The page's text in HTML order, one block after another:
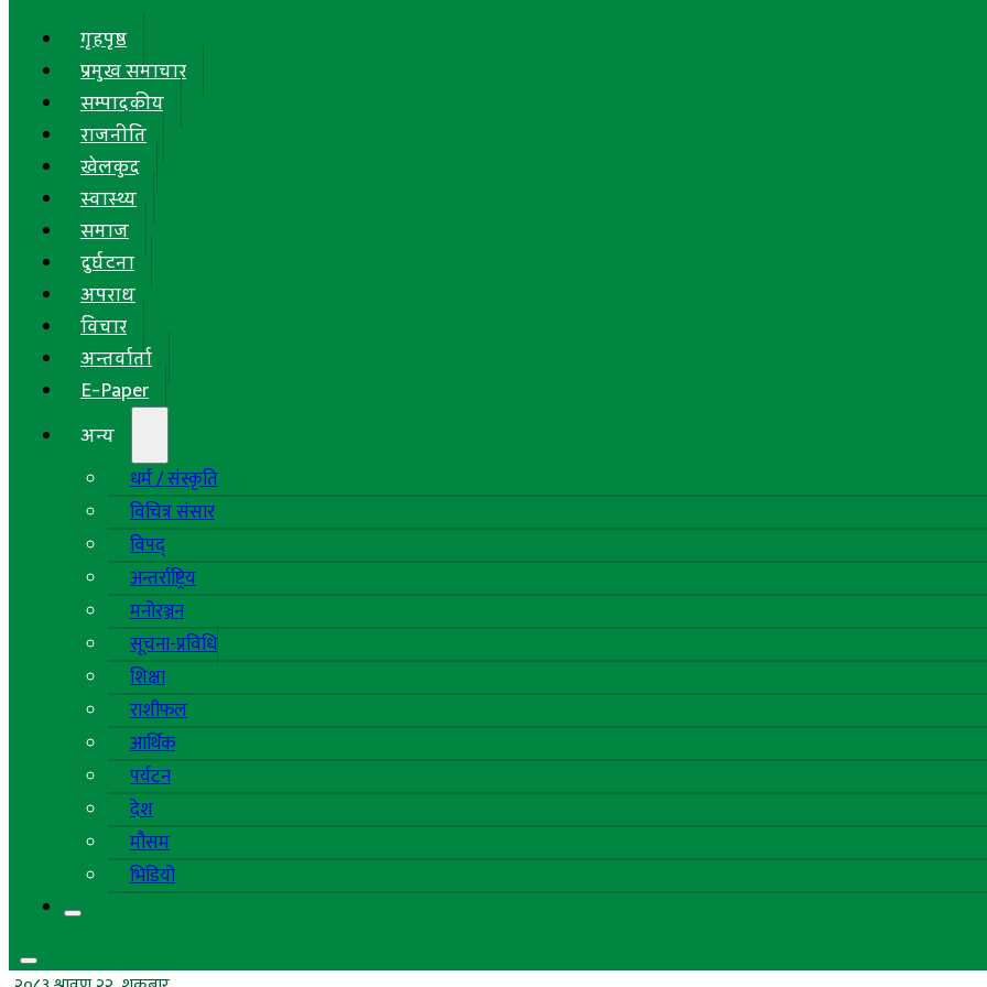
गृहपृष्ठ
प्रमुख समाचार
सम्पादकीय
राजनीति
खेलकुद
स्वास्थ्य
समाज
दुर्घटना
अपराध
विचार
अन्तर्वार्ता
E-Paper
अन्य
धर्म / संस्कृति
विचित्र संसार
विपद्
अन्तर्राष्ट्रिय
मनोरञ्जन
सूचना-प्रविधि
शिक्षा
राशीफल
आर्थिक
पर्यटन
देश
मौसम
भिडियो